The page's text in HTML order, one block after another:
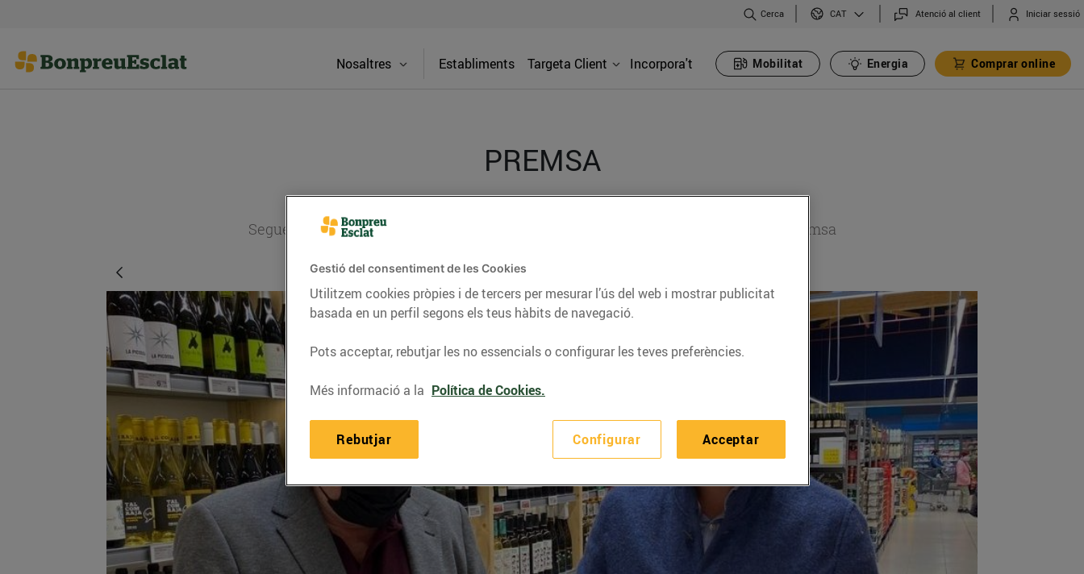
Cerca CAT Atenció al client Iniciar sessió
Nosaltres Establiments Targeta Client Incorpora't Mobilitat Energia Comprar online
PREMSA
Segueix l'actualitat dels supermercats Bonpreu i Esclat a través de la secció de premsa
Gestió del consentiment de les Cookies
Utilitzem cookies pròpies i de tercers per mesurar l’ús del web i mostrar publicitat
basada en un perfil segons els teus hàbits de navegació.
Pots acceptar, rebutjar les no essencials o configurar les teves preferències.
Més informació a la Política de Cookies.
Configurar
Rebutjar Acceptar